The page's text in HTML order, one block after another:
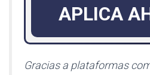
APLICA
Gracias a plataformas